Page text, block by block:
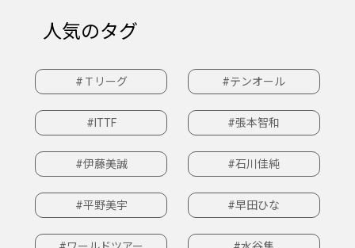
人気のタグ
#Ｔリーグ #テンオール
#ITTF #張本智和
#伊藤美誠 #石川佳純
#平野美宇 #早田ひな